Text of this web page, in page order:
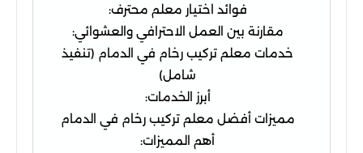
فوائد اختيار معلم محترف:
مقارنة بين العمل الاحترافي والعشوائي:
خدمات معلم تركيب رخام في الدمام (تنفيذ
شامل)
أبرز الخدمات:
مميزات أفضل معلم تركيب رخام في الدمام
أهم المميزات: